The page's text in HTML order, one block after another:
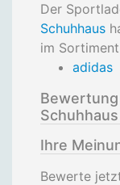
Der
Schuhhaus
im
adidas
Schuhhaus
Ihre
Bewerte